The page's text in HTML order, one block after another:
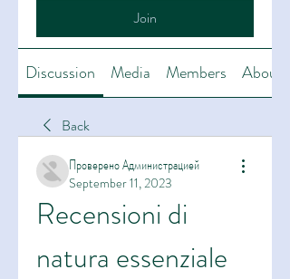
Join
Discussion Media Members About
Back
Проверено Администрацией
September 11, 2023
Recensioni di
natura essenziale